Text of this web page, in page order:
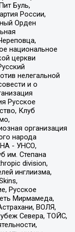
Буль,
России,
Орден
национальное
церкви
нелегальной
и о
Русское
Клуб
организация
народа
- УНСО,
им. Степана
division,
инглиизма,
Русское
Мирмамеда,
ВОЛЯ,
Севера, ТОЙС,